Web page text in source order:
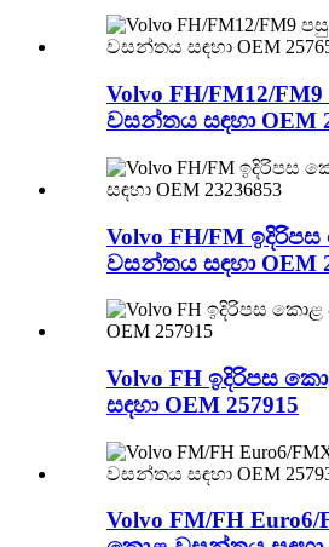
Volvo FH/FM12/
වසන්තය සඳහා OEM
Volvo FH/FM
වසන්තය සඳහා OEM
Volvo FH ඉදිරිපස
සඳහා OEM 257915
Volvo FM/FH